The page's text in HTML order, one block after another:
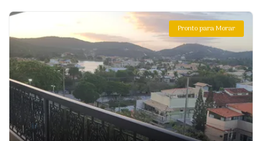
Pronto para Morar